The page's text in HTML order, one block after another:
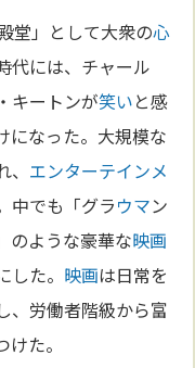
堂」として大衆の心
代には、チャール
キートンが笑いと感
になった。大規模な
エンターテインメ
中でも「グラウマン
のような豪華な映画
た。 映画は日常を
、労働者階級から富
た。